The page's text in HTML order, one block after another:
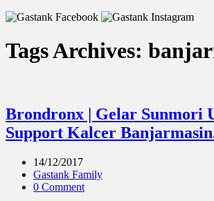
Tags Archives:
Brondronx | Gelar Sunmori
Support Kalcer
14/12/2017
Gastank Family
0 Comment